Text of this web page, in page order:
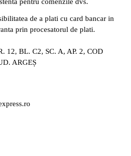
de a plati cu card bancar in
prin procesatorul de plati.
12, BL. C2, SC. A, AP. 2, COD
ARGEȘ